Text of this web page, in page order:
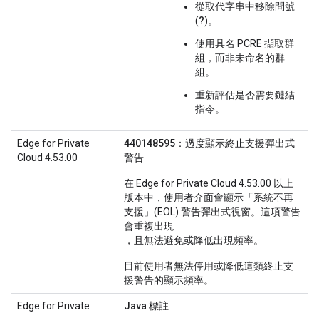
從取代字串中移除問號
(?)。
使用具名 PCRE 擷取群
組，而非未命名的群
組。
重新評估是否需要鏈結
指令。
Edge for Private
Cloud 4.53.00
440148595：過度顯示終止支援彈出式
警告
在 Edge for Private Cloud 4.53.00 以上
版本中，使用者介面會顯示「系統不再
支援」(EOL) 警告彈出式視窗。這項警告
會重複出現
，且無法避免或降低出現頻率。
目前使用者無法停用或降低這類終止支
援警告的顯示頻率。
Edge for Private
Java 標註